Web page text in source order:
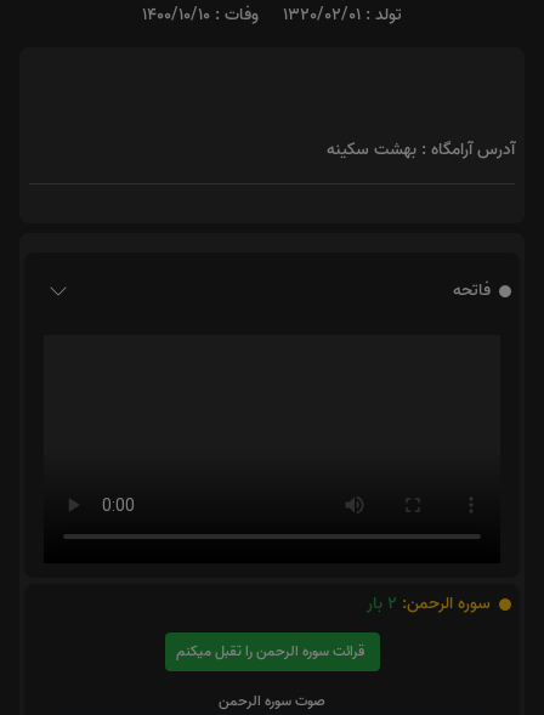
تولد : 1320/02/01 وفات : 1400/10/10
آدرس آرامگاه : بهشت سکینه
فاتحه
سوره الرحمن: 2 بار
قرائت سوره الرحمن را تقبل میکنم
صوت سوره الرحمن